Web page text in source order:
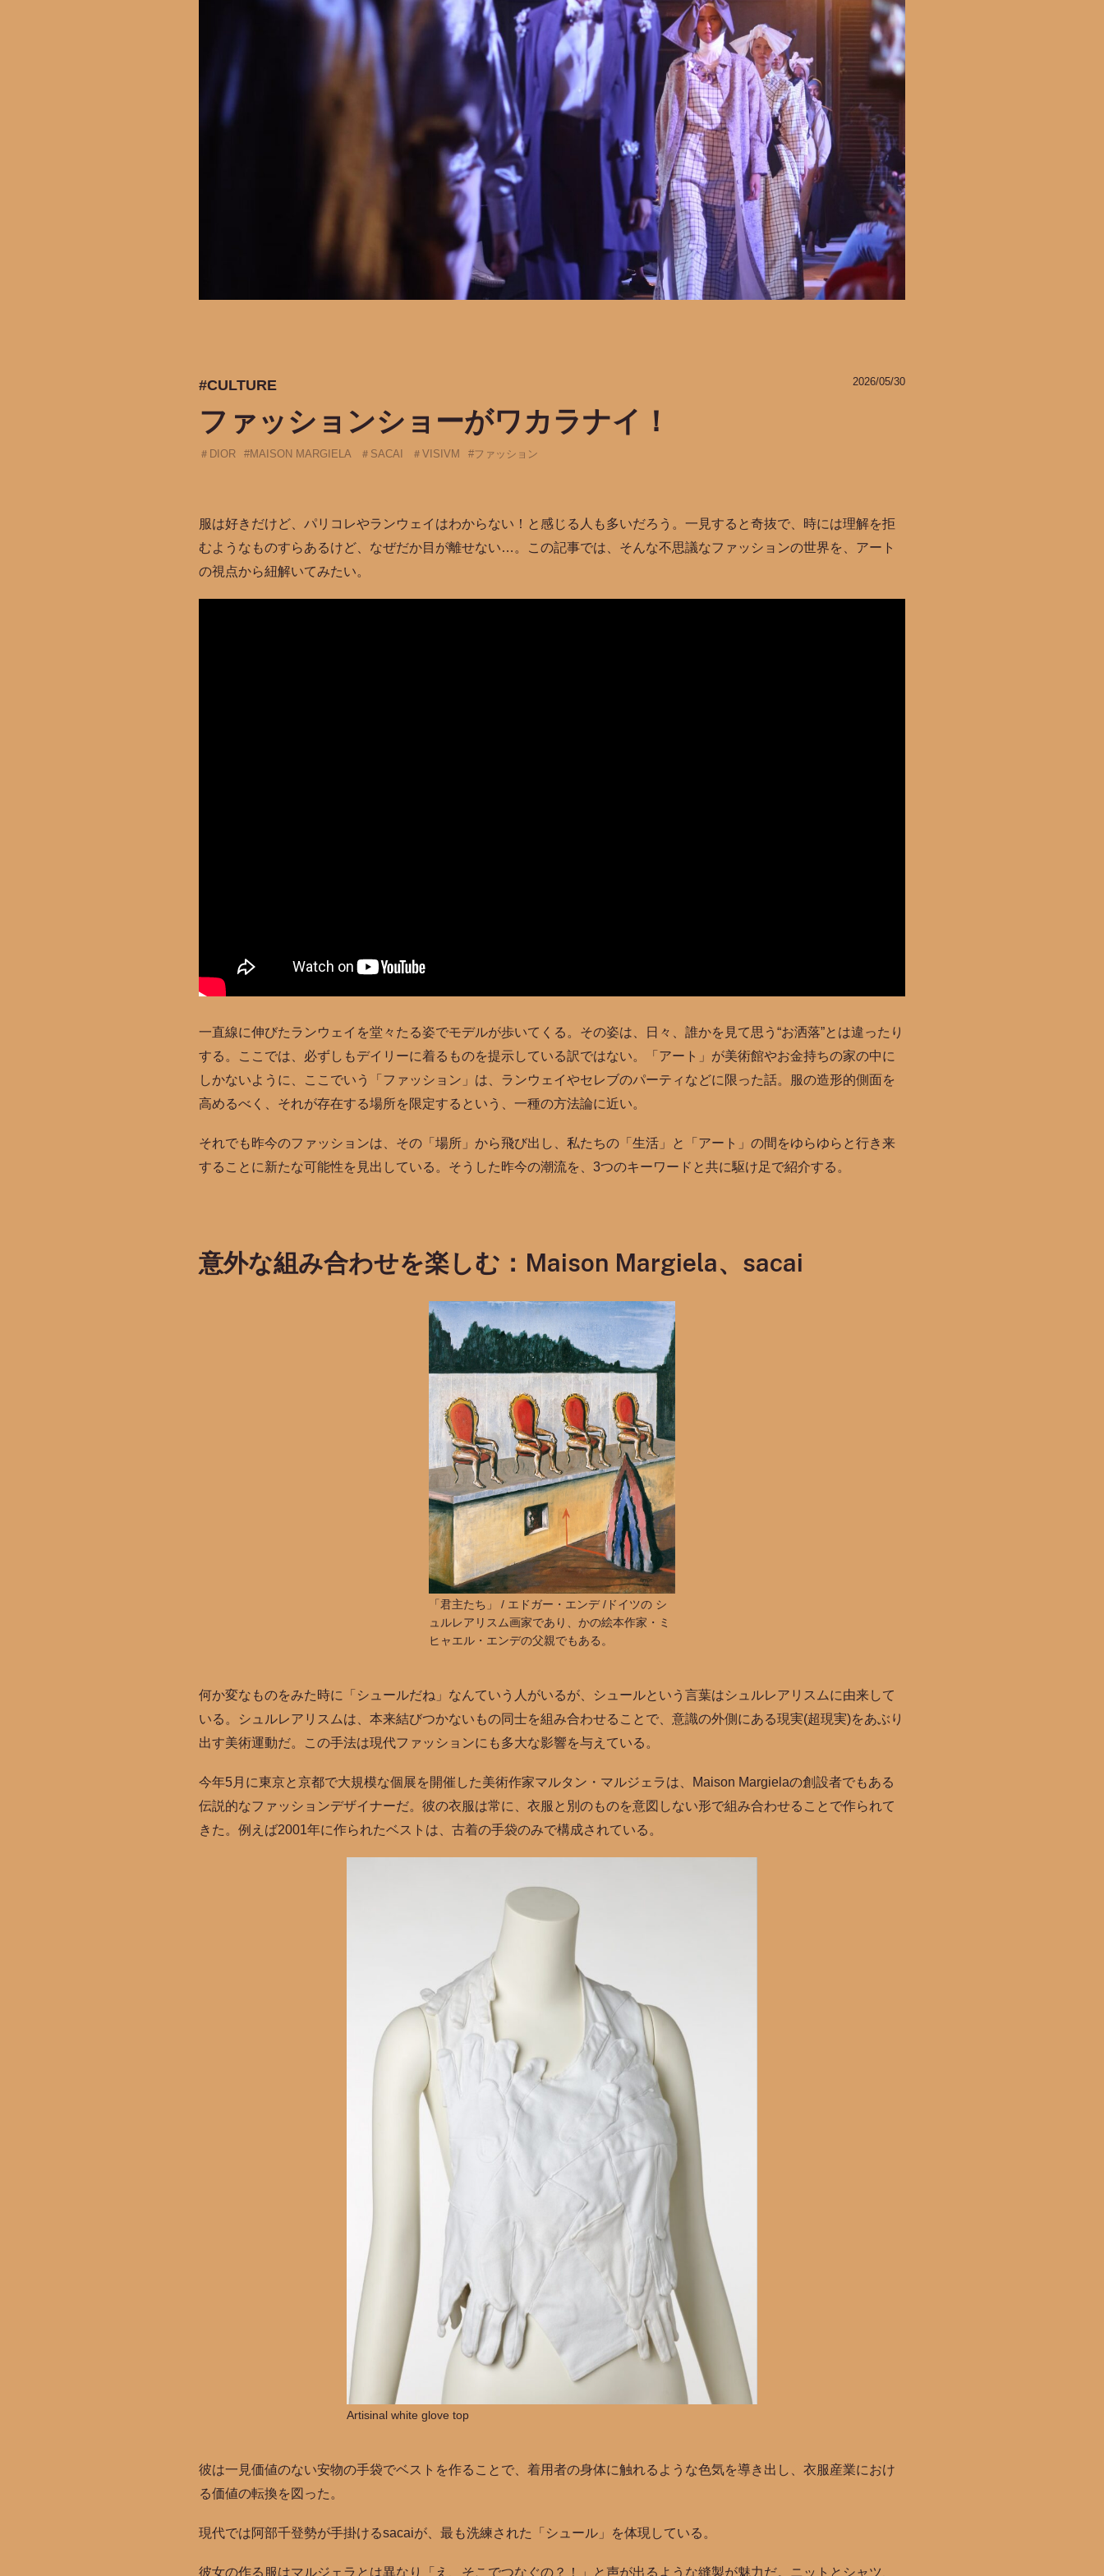
2026/05/30
#CULTURE
ファッションショーがワカラナイ！
＃DIOR #MAISON MARGIELA ＃SACAI ＃VISIVM #ファッション
服は好きだけど、パリコレやランウェイはわからない！と感じる人も多いだろう。一見すると奇抜で、時には理解を拒
むようなものすらあるけど、なぜだか目が離せない…。この記事では、そんな不思議なファッションの世界を、アート
の視点から紐解いてみたい。
一直線に伸びたランウェイを堂々たる姿でモデルが歩いてくる。その姿は、日々、誰かを見て思う“お洒落”とは違ったり
する。ここでは、必ずしもデイリーに着るものを提示している訳ではない。「アート」が美術館やお金持ちの家の中に
しかないように、ここでいう「ファッション」は、ランウェイやセレブのパーティなどに限った話。服の造形的側面を
高めるべく、それが存在する場所を限定するという、一種の方法論に近い。
それでも昨今のファッションは、その「場所」から飛び出し、私たちの「生活」と「アート」の間をゆらゆらと行き来
することに新たな可能性を見出している。そうした昨今の潮流を、3つのキーワードと共に駆け足で紹介する。
意外な組み合わせを楽しむ：Maison Margiela、sacai
「君主たち」 / エドガー・エンデ /ドイツの シ
ュルレアリスム画家であり、かの絵本作家・ミ
ヒャエル・エンデの父親でもある。
何か変なものをみた時に「シュールだね」なんていう人がいるが、シュールという言葉はシュルレアリスムに由来して
いる。シュルレアリスムは、本来結びつかないもの同士を組み合わせることで、意識の外側にある現実(超現実)をあぶり
出す美術運動だ。この手法は現代ファッションにも多大な影響を与えている。
今年5月に東京と京都で大規模な個展を開催した美術作家マルタン・マルジェラは、Maison Margielaの創設者でもある
伝説的なファッションデザイナーだ。彼の衣服は常に、衣服と別のものを意図しない形で組み合わせることで作られて
きた。例えば2001年に作られたベストは、古着の手袋のみで構成されている。
Artisinal white glove top
彼は一見価値のない安物の手袋でベストを作ることで、着用者の身体に触れるような色気を導き出し、衣服産業におけ
る価値の転換を図った。
現代では阿部千登勢が手掛けるsacaiが、最も洗練された「シュール」を体現している。
彼女の作る服はマルジェラとは異なり「え、そこでつなぐの？！」と声が出るような縫製が魅力だ。ニットとシャツ、